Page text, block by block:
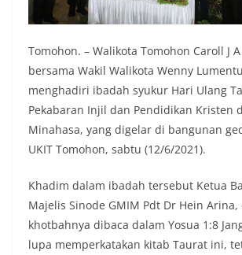
Tomohon. – Walikota Tomohon Caroll J
bersama Wakil Walikota Wenny
menghadiri ibadah syukur Hari Ulang
Pekabaran Injil dan Pendidikan Kristen
Minahasa, yang digelar di bangunan
UKIT Tomohon, sabtu (12/6/2021).
Khadim dalam ibadah tersebut Ketua
Majelis Sinode GMIM Pdt Dr Hein Arina,
khotbahnya dibaca dalam Yosua 1:8
lupa memperkatakan kitab Taurat ini,